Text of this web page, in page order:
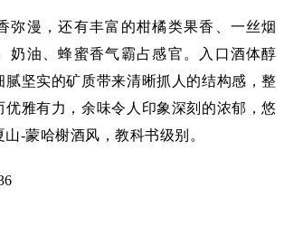
弥漫，还有丰富的柑橘类果香、一丝烟
奶油、蜂蜜香气霸占感官。入口酒体醇
腻坚实的矿质带来清晰抓人的结构感，整
优雅有力，余味令人印象深刻的浓郁，悠
-蒙哈榭酒风，教科书级别。